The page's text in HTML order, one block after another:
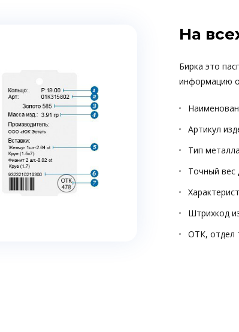
На
Бирка это
информацию
Артикул
Тип
Точный вес
Штрихкод
ОТК, отдел